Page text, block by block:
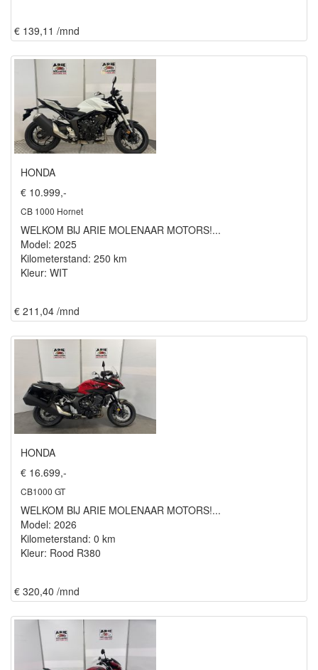
€ 139,11 /mnd
HONDA
€ 10.999,-
CB 1000 Hornet
WELKOM BIJ ARIE MOLENAAR MOTORS!...
Model: 2025
Kilometerstand: 250 km
Kleur: WIT
€ 211,04 /mnd
HONDA
€ 16.699,-
CB1000 GT
WELKOM BIJ ARIE MOLENAAR MOTORS!...
Model: 2026
Kilometerstand: 0 km
Kleur: Rood R380
€ 320,40 /mnd